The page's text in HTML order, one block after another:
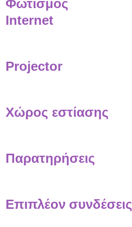
Φωτισμός
Internet
Projector
Χώρος εστίασης
Παρατηρήσεις
Επιπλέον συνδέσεις